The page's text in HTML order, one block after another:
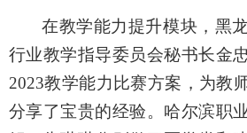
在教学能力提升模块， 黑
行业教学指导委员会秘书长金
2023教学能力比赛方案，为教
分享了宝贵的经验。哈尔滨职